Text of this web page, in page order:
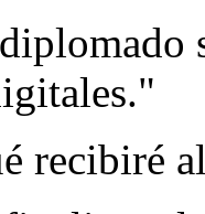
recibiré